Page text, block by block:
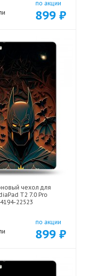
по акции
899 ₽
чехол для
T2 7.0 Pro
22523
по акции
899 ₽